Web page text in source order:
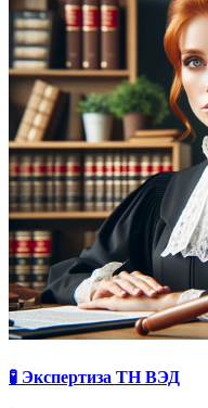
🧪 Экспертиза ТН ВЭД